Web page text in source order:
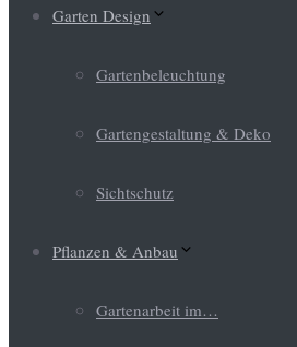
Garten Design
Gartenbeleuchtung
Gartengestaltung & Deko
Sichtschutz
Pflanzen & Anbau
Gartenarbeit im…